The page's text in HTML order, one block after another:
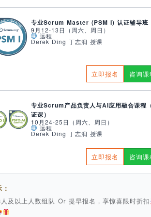
专业Scrum Master (PSM I) 认证辅导班
9月12-13日（周六、周日）
远程
Derek Ding 丁志润 授课
立即报名 咨询
专业Scrum产品负责人与AI应用融合课程
证课）
10月24-25日（周六、周日）
远程
Derek Ding 丁志润 授课
立即报名 咨询
及以上人数组队 Or 提早报名，享惊喜限时折扣